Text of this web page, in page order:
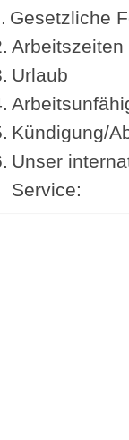
Gesetzliche
Arbeitszeiten
Urlaub
Kündigung/
Unser
Service: